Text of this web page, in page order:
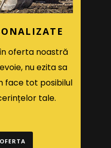
oferta noastră
nu ezita sa
face tot posibilul
tale.